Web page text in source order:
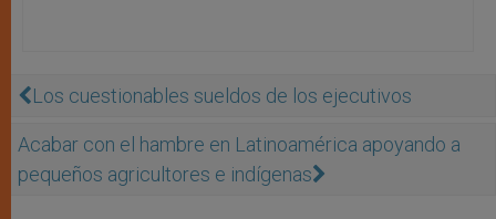
Los cuestionables sueldos de los ejecutivos
Acabar con el hambre en Latinoamérica apoyando a
pequeños agricultores e indígenas